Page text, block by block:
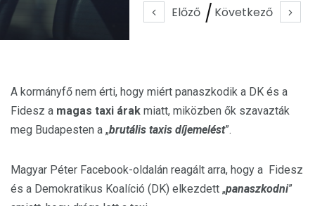
Előző Következő
A kormányfő nem érti, hogy miért panaszkodik a DK és a
Fidesz a magas taxi árak miatt, miközben ők szavazták
meg Budapesten a „brutális taxis díjemelést”.
Magyar Péter Facebook-oldalán reagált arra, hogy a Fidesz
és a Demokratikus Koalíció (DK) elkezdett „panaszkodni”